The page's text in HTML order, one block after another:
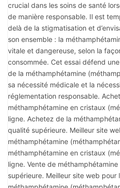
crucial dans les soins de santé
de manière responsable. Il est
delà de la stigmatisation et
son ensemble : la
vitale et dangereuse, selon la
consommée. Cet essai défend
de la méthamphétamine
sa nécessité médicale et la
réglementation responsable.
méthamphétamine en cristaux
ligne. Achetez de la
qualité supérieure. Meilleur site
méthamphétamine
méthamphétamine en cristaux
ligne. Vente de
supérieure. Meilleur site web pour